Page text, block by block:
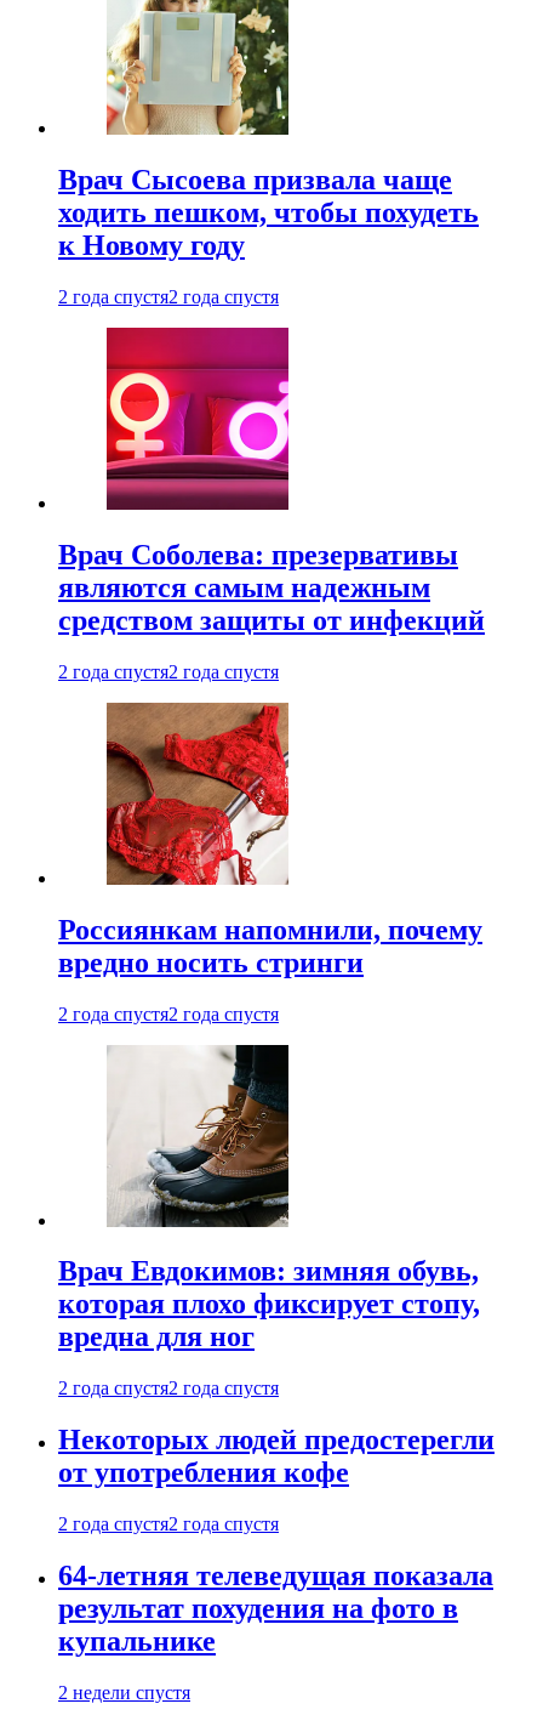
Врач Сысоева призвала чаще
ходить пешком, чтобы похудеть
к Новому году
2 года спустя2 года спустя
Врач Соболева: презервативы
являются самым надежным
средством защиты от инфекций
2 года спустя2 года спустя
Россиянкам напомнили, почему
вредно носить стринги
2 года спустя2 года спустя
Врач Евдокимов: зимняя обувь,
которая плохо фиксирует стопу,
вредна для ног
2 года спустя2 года спустя
Некоторых людей предостерегли
от употребления кофе
2 года спустя2 года спустя
64-летняя телеведущая показала
результат похудения на фото в
купальнике
2 недели спустя